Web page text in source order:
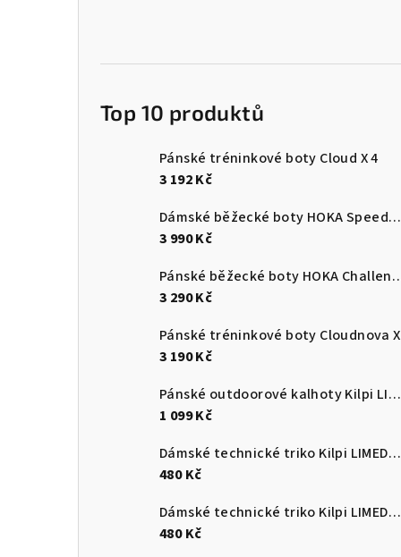
Top 10 produktů
Pánské tréninkové boty Cloud X 4
3 192 Kč
Dámské běžecké boty HOKA Speedgoat 7
3 990 Kč
Pánské běžecké
3 290 Kč
Pánské tréninkové boty Cloudnova X
3 190 Kč
Pánské outdoorové kalhoty Kilpi LIGNE-M
1 099 Kč
Dámské technické triko Kilpi LIMED-W
480 Kč
Dámské technické triko Kilpi LIMED-W
480 Kč